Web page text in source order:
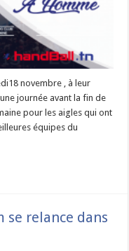
novembre , à leur
journée avant la fin de
pour les aigles qui ont
équipes du
se relance dans